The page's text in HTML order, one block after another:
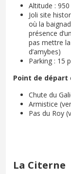
Altitude :
Joli site
où la
présence
pas mettre
d’amybes)
Parking : 15
Point de départ
Chute du
Armistice
Pas du Roy
La Citerne